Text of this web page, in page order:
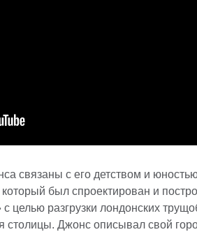
связаны с его детством и
был спроектирован и
целью разгрузки лондонских
столицы. Джонс описывал свой